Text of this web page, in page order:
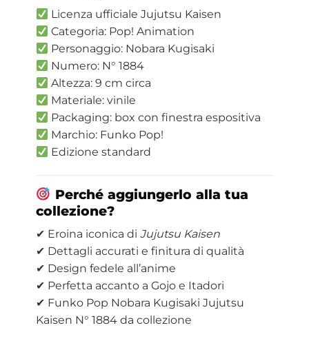
Licenza ufficiale Jujutsu Kaisen
Categoria: Pop! Animation
Personaggio: Nobara Kugisaki
Numero: N° 1884
Altezza: 9 cm circa
Materiale: vinile
Packaging: box con finestra espositiva
Marchio: Funko Pop!
Edizione standard
Perché aggiungerlo alla tua
collezione?
✔ Eroina iconica di Jujutsu Kaisen
✔ Dettagli accurati e finitura di qualità
✔ Design fedele all’anime
✔ Perfetta accanto a Gojo e Itadori
✔ Funko Pop Nobara Kugisaki Jujutsu
Kaisen N° 1884 da collezione